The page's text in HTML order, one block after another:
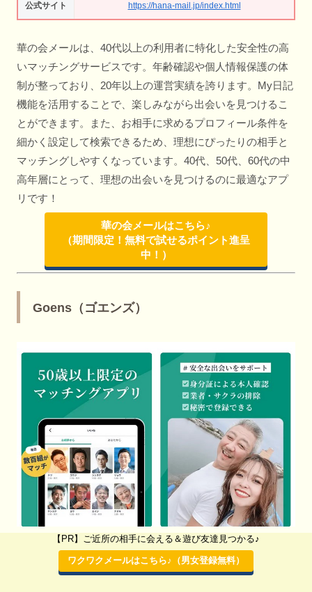
公式サイト https://hana-mail.jp/index.html
華の会メールは、40代以上の利用者に特化した安全性の高
いマッチングサービスです。年齢確認や個人情報保護の体
制が整っており、20年以上の運営実績を誇ります。My日記
機能を活用することで、楽しみながら出会いを見つけるこ
とができます。また、お相手に求めるプロフィール条件を
細かく設定して検索できるため、理想にぴったりの相手と
マッチングしやすくなっています。40代、50代、60代の中
高年層にとって、理想の出会いを見つけるのに最適なアプ
リです！
華の会メールはこちら♪
（期間限定！無料で試せるポイント進呈
中！）
Goens（ゴエンズ）
口コミ：Goens（ゴエンズ） 評判
【PR】ご近所の相手に会える＆遊び友達見つかる♪
ワクワクメールはこちら♪（男女登録無料）